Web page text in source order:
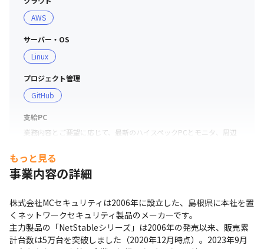
AWS
サーバー・OS
Linux
プロジェクト管理
GitHub
支給PC
業務内容とご要望に応じて、最新のハイスペックPCとモニタ、周辺
もっと見る
事業内容の詳細
株式会社MCセキュリティは2006年に設立した、島根県に本社を置
くネットワークセキュリティ製品のメーカーです。
主力製品の「NetStableシリーズ」は2006年の発売以来、販売累
計台数は5万台を突破しました（2020年12月時点）。2023年9月